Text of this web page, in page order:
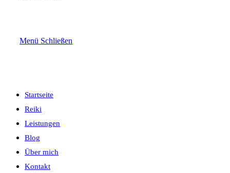
Menü Schließen
Startseite
Reiki
Leistungen
Blog
Über mich
Kontakt